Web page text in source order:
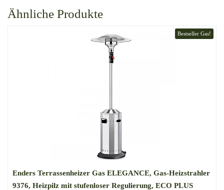
Ähnliche Produkte
Bestseller Gas!
Enders Terrassenheizer Gas ELEGANCE, Gas-Heizstrahler
9376, Heizpilz mit stufenloser Regulierung, ECO PLUS